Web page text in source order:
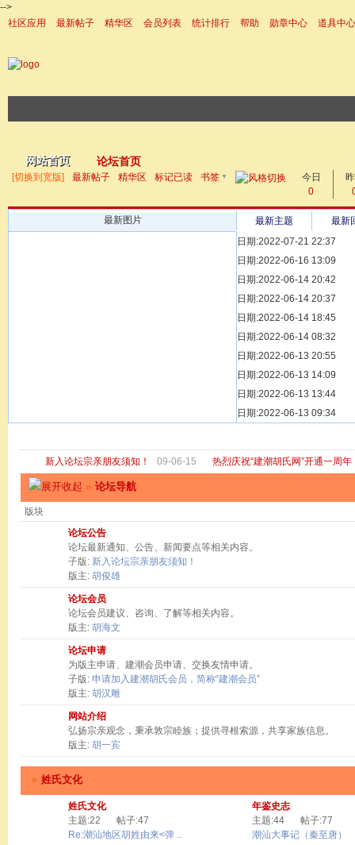
-->
社区应用
最新帖子 精华区 会员列表 统计排行 帮助 勋章中心
道具中心
网站首页 论坛首页
帖子
[切换到宽版] 最新帖子 精华区 标记已读 书签 ▼
今日
0
最新图片 最新主题
最新
日期:2022-07-21 22:37
[ 宗亲新闻 ] 同为宗亲，血
日期:2022-06-16 13:09
[ 族谱知识 ] 漫话辈份
日期:2022-06-14 20:42
[ 族谱知识 ] 修族谱的用字
日期:2022-06-14 20:37
[ 族谱知识 ] 一元等于多少
日期:2022-06-14 18:45
[ 散文随笔 ] 写给远在天堂
日期:2022-06-14 08:32
[ 宗亲新闻 ] 关于“金鸡落洋
日期:2022-06-13 20:55
[ 庙堂宗祠 ] 洽礼祖祠
日期:2022-06-13 14:09
[ 庙堂宗祠 ] 京华胡氏二世
日期:2022-06-13 13:44
[ 庙堂宗祠 ] 祖祠、家庙
日期:2022-06-13 09:34
新入论坛宗亲朋友须知！ 09-06-15 热烈庆祝“建潮胡氏网”开通一周年
» 论坛导航
版块
论坛公告
论坛最新通知、公告、新闻要点等相关内容。
子版: 新入论坛宗亲朋友须知！
版主: 胡俊雄
论坛会员
论坛会员建议、咨询、了解等相关内容。
版主: 胡海文
论坛申请
为版主申请、建潮会员申请、交换友情申请。
子版: 申请加入建潮胡氏会员，简称“建潮会员”
版主: 胡汉雕
网站介绍
弘扬宗亲观念，秉承敦宗睦族；提供寻根索源，共享家族信息。
版主: 胡一宾
» 姓氏文化
姓氏文化
主题:22
帖子:47
Re:潮汕地区胡姓由来<弹 ..
年鉴史志
主题:44
帖子:77
潮汕大事记（秦至唐）